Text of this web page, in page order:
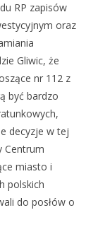
RP zapisów
oraz
Gliwic, że
nr 112 z
być bardzo
decyzje w tej
Centrum
miasto i
polskich
do posłów o